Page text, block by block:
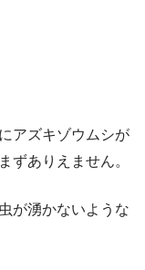
アズキゾウムシが
ずありえません。
が湧かないような